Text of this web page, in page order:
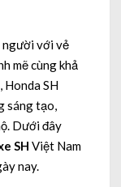
người với vẻ
mẽ cùng khả
Honda SH
sáng tạo,
Dưới đây
SH Việt Nam
nay.